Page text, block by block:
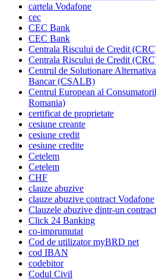
cartela Vodafone
cec
CEC Bank
CEC Bank
Centrala Riscului de Credit
Centrala Riscului de Credit
Centrul de Solutionare
Bancar (CSALB)
Centrul European al
Romania)
certificat de proprietate
cesiune creante
cesiune credit
cesiune credite
Cetelem
Cetelem
CHF
clauze abuzive
clauze abuzive contract Vodafone
Clauzele abuzive dintr-un
Click 24 Banking
co-imprumutat
Cod de utilizator myBRD net
cod IBAN
codebitor
Codul Civil